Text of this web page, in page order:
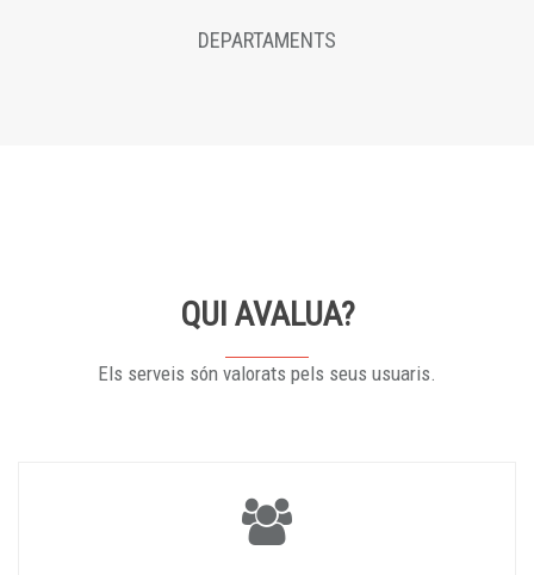
DEPARTAMENTS
QUI AVALUA?
Els serveis són valorats pels seus usuaris.